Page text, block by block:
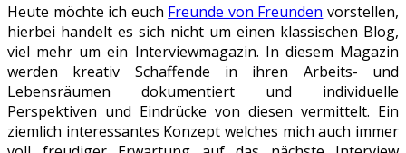
Heute möchte ich euch Freunde von Freunden vorstellen,
hierbei handelt es sich nicht um einen klassischen Blog,
viel mehr um ein Interviewmagazin. In diesem Magazin
werden kreativ Schaffende in ihren Arbeits- und
Lebensräumen dokumentiert und individuelle
Perspektiven und Eindrücke von diesen vermittelt. Ein
ziemlich interessantes Konzept welches mich auch immer